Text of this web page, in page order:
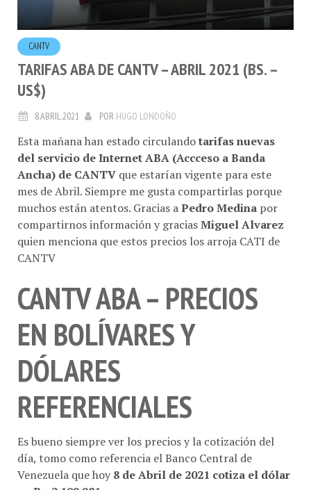
CANTV
TARIFAS ABA DE CANTV – ABRIL 2021 (BS. –
US$)
8.ABRIL.2021
del servicio de Internet ABA (Accceso a Banda
Ancha) de CANTVque estarían vigente para este
mes de Abril. Siempre me gusta compartirlas porque
muchos están atentos. Gracias aPedro Medinapor
compartirnos información y graciasMiguel Alvarez
quien menciona que estos precios los arroja CATI de
CANTV
CANTV ABA – PRECIOS
EN BOLÍVARES Y
DÓLARES
REFERENCIALES
día, tomo como referencia el Banco Central de
Venezuela que hoy8 de Abril de 2021 cotiza el dólar
en Bs. 2.109.981